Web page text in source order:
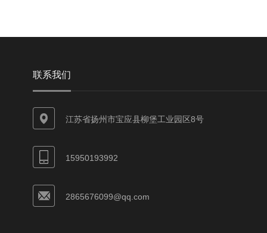
联系我们
江苏省扬州市宝应县柳堡工业园区8号
15950193992
2865676099@qq.com